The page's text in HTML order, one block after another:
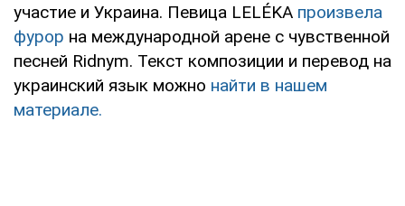
участие и Украина. Певица LELÉKA произвела
фурор на международной арене с чувственной
песней Ridnym. Текст композиции и перевод на
украинский язык можно найти в нашем
материале.